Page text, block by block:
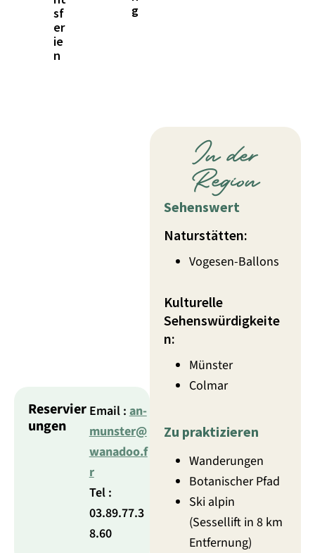
sf
er
ie
n
g
Reservier
ungen
Email : an-
munster@
wanadoo.f
r
Tel :
03.89.77.3
8.60
In der
Region
Sehenswert
Naturstätten:
Vogesen-Ballons
Kulturelle
Sehenswürdigkeite
n:
Münster
Colmar
Zu praktizieren
Wanderungen
Botanischer Pfad
Ski alpin
(Sessellift in 8 km
Entfernung)